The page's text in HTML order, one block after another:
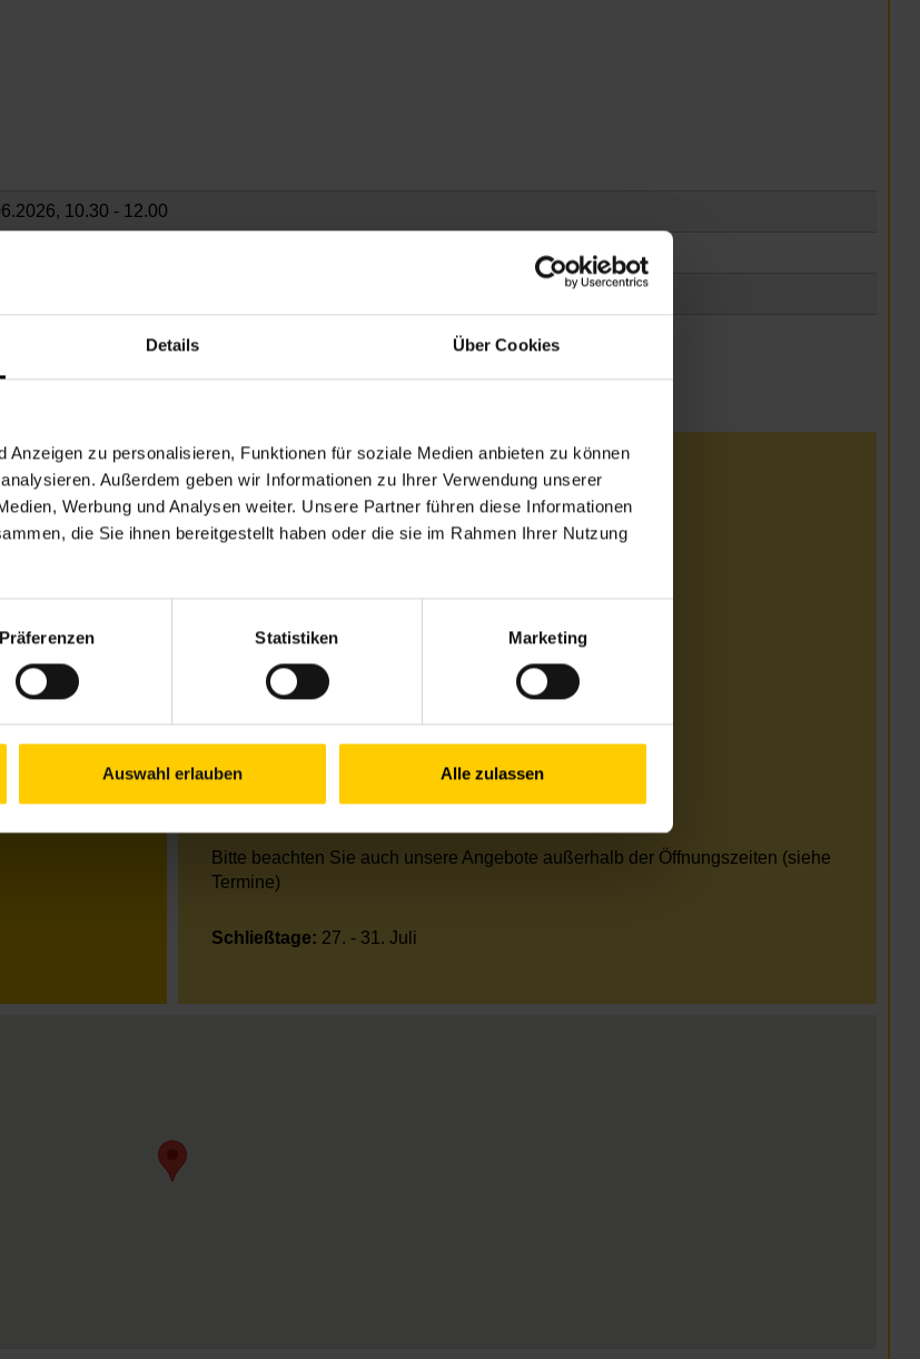
Details Über Cookies
Anzeigen zu personalisieren, Funktionen für soziale Medien anbieten zu können
Außerdem geben wir Informationen zu Ihrer Verwendung unserer
Werbung und Analysen weiter. Unsere Partner führen diese Informationen
die Sie ihnen bereitgestellt haben oder die sie im Rahmen Ihrer Nutzung
Präferenzen Statistiken Marketing
Auswahl erlauben Alle zulassen
10.30 - 12.00
Öffnungszeiten Juni
Mo.
09.00–12.00 Uhr & 13.00–17.00 Uhr
Di.
Do.
09.00–12.00 Uhr & 13.00–17.00 Uhr
Öffnungszeiten Juli und August
Do.
Fr.
geschlossen / Tel. erreichbar 09.00–13.00
Bitte beachten Sie auch unsere Angebote außerhalb der Öffnungszeiten (siehe
Termine)
Schließtage: 27. - 31. Juli